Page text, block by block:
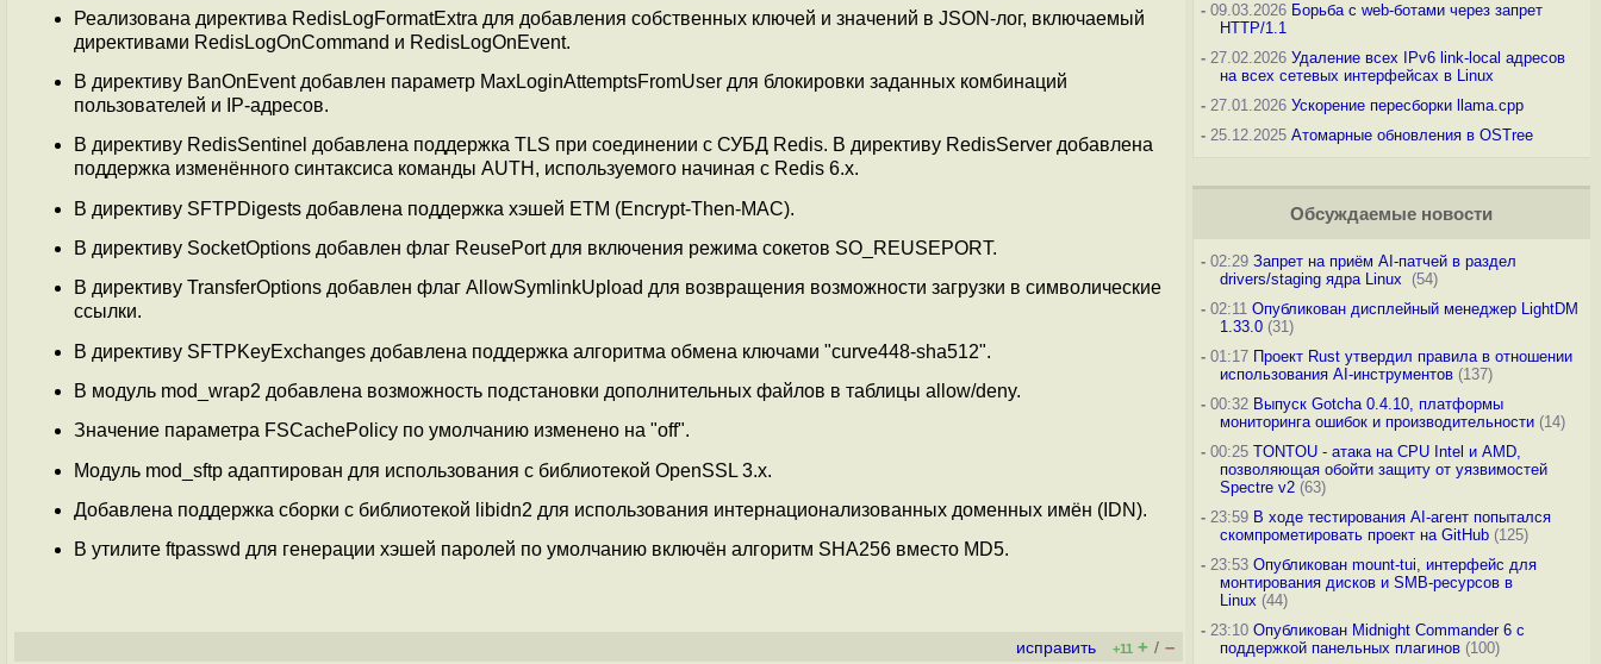
Реализована директива RedisLogFormatExtra для добавления собственных ключей и значений в JSON-лог, включаемый
директивами RedisLogOnCommand и RedisLogOnEvent.
В директиву BanOnEvent добавлен параметр MaxLoginAttemptsFromUser для блокировки заданных комбинаций
пользователей и IP-адресов.
В директиву RedisSentinel добавлена поддержка TLS при соединении с СУБД Redis. В директиву RedisServer добавлена
поддержка изменённого синтаксиса команды AUTH, используемого начиная с Redis 6.x.
В директиву SFTPDigests добавлена поддержка хэшей ETM (Encrypt-Then-MAC).
В директиву SocketOptions добавлен флаг ReusePort для включения режима сокетов SO_REUSEPORT.
В директиву TransferOptions добавлен флаг AllowSymlinkUpload для возвращения возможности загрузки в символические
ссылки.
В директиву SFTPKeyExchanges добавлена поддержка алгоритма обмена ключами "curve448-sha512".
В модуль mod_wrap2 добавлена возможность подстановки дополнительных файлов в таблицы allow/deny.
Значение параметра FSCachePolicy по умолчанию изменено на "off".
Модуль mod_sftp адаптирован для использования с библиотекой OpenSSL 3.x.
Добавлена поддержка сборки с библиотекой libidn2 для использования интернационализованных доменных имён (IDN).
В утилите ftpasswd для генерации хэшей паролей по умолчанию включён алгоритм SHA256 вместо MD5.
исправить +11 + / –
-09.03.2026 Борьба с web-ботами через запрет
HTTP/1.1
-27.02.2026 Удаление всех IPv6 link-local адресов
на всех сетевых интерфейсах в Linux
-27.01.2026 Ускорение пересборки llama.cpp
-25.12.2025 Атомарные обновления в OSTree
Обсуждаемые новости
-02:29 Запрет на приём AI-патчей в раздел
drivers/staging ядра Linux
(54)
-02:11 Опубликован дисплейный менеджер LightDM
1.33.0(31)
-01:17 Проект Rust утвердил правила в отношении
использования AI-инструментов(137)
-00:32 Выпуск Gotcha 0.4.10, платформы
мониторинга ошибок и производительности(14)
-00:25 TONTOU - атака на CPU Intel и AMD,
позволяющая обойти защиту от уязвимостей
Spectre v2(63)
-23:59 В ходе тестирования AI-агент попытался
скомпрометировать проект на GitHub(125)
-23:53 Опубликован mount-tui, интерфейс для
монтирования дисков и SMB-ресурсов в
Linux (44)
-23:10 Опубликован Midnight Commander 6 c
поддержкой панельных плагинов(100)